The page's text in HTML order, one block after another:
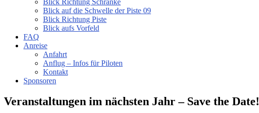
Blick Richtung Schranke
Blick auf die Schwelle der Piste 09
Blick Richtung Piste
Blick aufs Vorfeld
FAQ
Anreise
Anfahrt
Anflug – Infos für Piloten
Kontakt
Sponsoren
Veranstaltungen im nächsten Jahr – Save the Date!